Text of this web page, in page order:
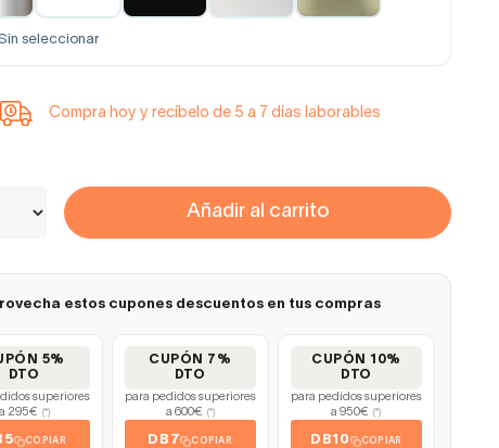
Sin seleccionar
Compra hoy y recíbelo de 5 a 7 días laborables
Añadir al carrito
estos cupones descuentos en tus compras
5%
DTO
superiores
a 295€
(*)
COPIAR
CUPÓN 7%
DTO
para pedidos superiores
a 600€
(*)
DB7 COPIAR
CUPÓN 10%
DTO
para pedidos superiores
a 950€
(*)
DB10 COPIAR